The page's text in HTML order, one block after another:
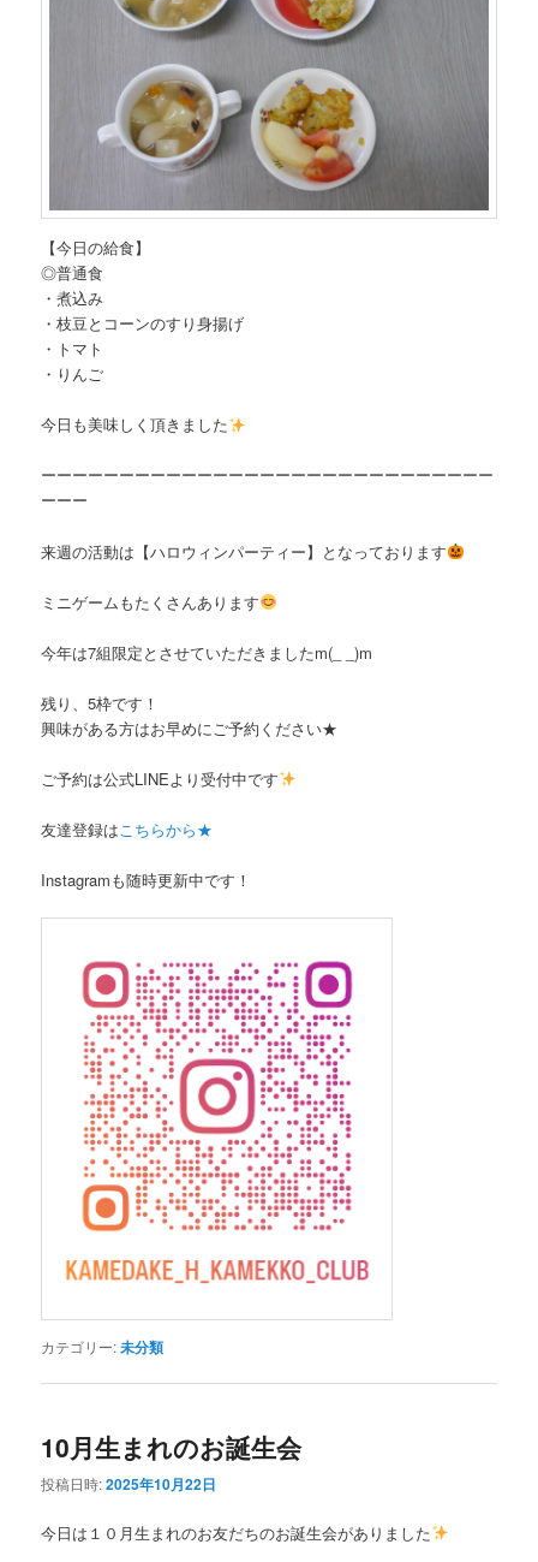
【今日の給食】
◎普通食
・煮込み
・枝豆とコーンのすり身揚げ
・トマト
・りんご
今日も美味しく頂きました
ーーーーーーーーーーーーーーーーーーーーーーーーーーーーー
ーーー
来週の活動は【ハロウィンパーティー】となっております
ミニゲームもたくさんあります
今年は7組限定とさせていただきましたm(_ _)m
残り、5枠です！
興味がある方はお早めにご予約ください★
ご予約は公式LINEより受付中です
友達登録はこちらから★
Instagramも随時更新中です！
カテゴリー:未分類
10月生まれのお誕生会
投稿日時:2025年10月22日
今日は１０月生まれのお友だちのお誕生会がありました